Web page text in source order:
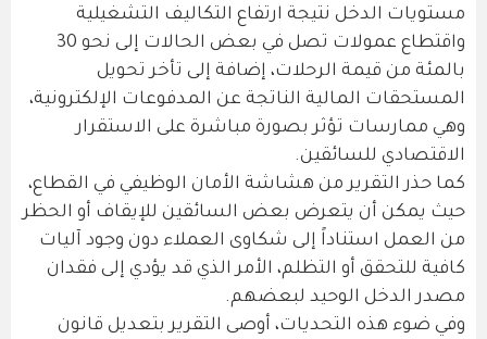
مستويات الدخل نتيجة ارتفاع التكاليف التشغيلية
واقتطاع عمولات تصل في بعض الحالات إلى نحو 30
بالمئة من قيمة الرحلات، إضافة إلى تأخر تحويل
المستحقات المالية الناتجة عن المدفوعات الإلكترونية،
وهي ممارسات تؤثر بصورة مباشرة على الاستقرار
الاقتصادي للسائقين.
كما حذر التقرير من هشاشة الأمان الوظيفي في القطاع،
حيث يمكن أن يتعرض بعض السائقين للإيقاف أو الحظر
من العمل استناداً إلى شكاوى العملاء دون وجود آليات
كافية للتحقق أو التظلم، الأمر الذي قد يؤدي إلى فقدان
مصدر الدخل الوحيد لبعضهم.
وفي ضوء هذه التحديات، أوصى التقرير بتعديل قانون